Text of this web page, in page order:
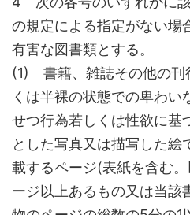
の規定による指定がない場
有害な図書類とする。
(1) 書籍、雑誌その他の刊
くは半裸の状態での卑わい
せつ行為若しくは性欲に基
とした写真又は描写した絵
載するページ(表紙を含む
ージ以上あるもの又は当該